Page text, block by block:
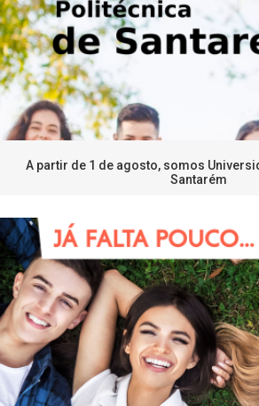
A partir de 1 de agosto, somos
Santarém